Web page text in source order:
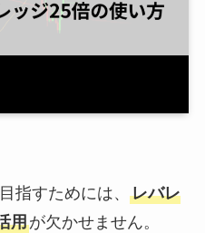
指すためには、 レバレ
用が欠かせません。